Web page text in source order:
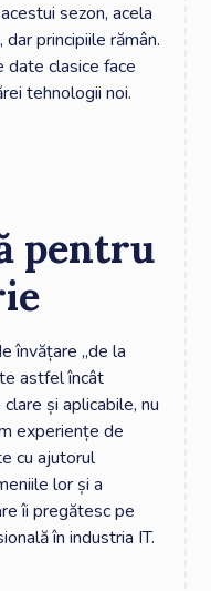
sezon, acela
principiile rămân.
date clasice face
tehnologii noi.
pentru
învățare „de la
astfel încât
și aplicabile, nu
experiențe de
cu ajutorul
lor și a
îi pregătesc pe
în industria IT.